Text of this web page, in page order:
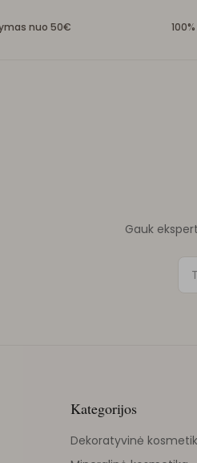
nuo 50€
Gauk
Kategorijos
Dekoratyvinė